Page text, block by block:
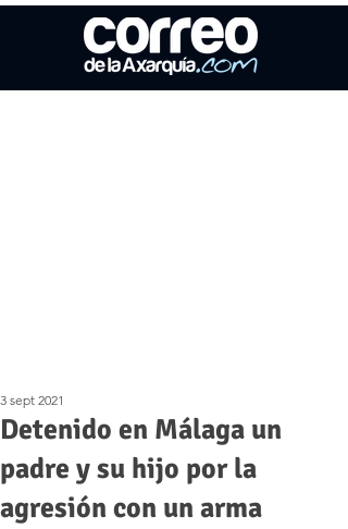
Detenido en Málaga un
padre y su hijo por la
agresión con un arma
3 sept 2021